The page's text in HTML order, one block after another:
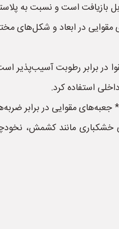
بازیافت است و نسبت به
در ابعاد و شکل‌های
در برابر رطوبت آسیب‌پذیر
استفاده کرد.
جعبه‌های مقوایی در برابر
مانند کشمش،